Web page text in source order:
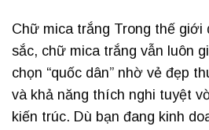
Chữ mica trắng Trong thế giới
sắc, chữ mica trắng vẫn luôn
chọn “quốc dân” nhờ vẻ đẹp
và khả năng thích nghi tuyệt
kiến trúc. Dù bạn đang kinh